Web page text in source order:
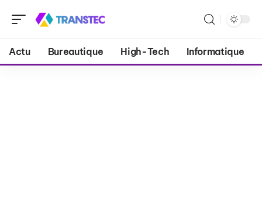
Actu Bureautique High-Tech Informatique